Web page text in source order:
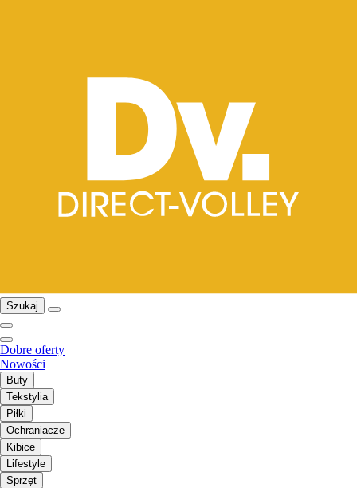
Szukaj
Dobre oferty
Nowości
Buty
Tekstylia
Piłki
Ochraniacze
Kibice
Lifestyle
Sprzęt